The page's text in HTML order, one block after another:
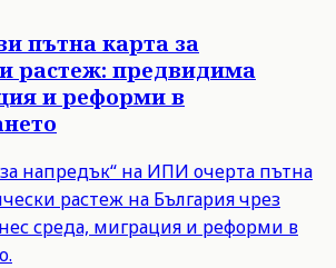
пътна карта за
растеж: предвидима
и реформи в
напредък“ на ИПИ очерта пътна
растеж на България чрез
среда, миграция и реформи в